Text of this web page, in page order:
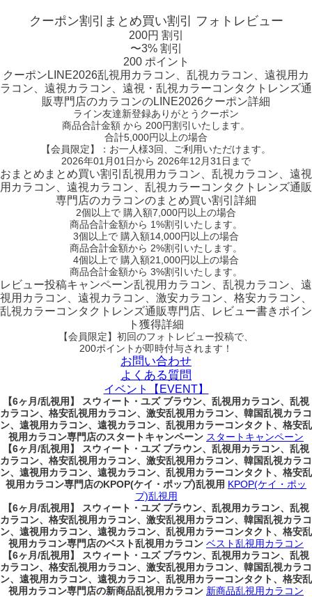
クーポン割引 まとめ買い割引 フォトレビュー
200円 割引
〜3% 割引
200 ポイント
クーポン LINE2026乱視用カラコン、乱視カラコン、遠視用カ
ラコン、遠視カラコン、遠視・乱視カラーコンタクトレンズ通
販専門店のカラコンのLINE2026クーポン詳細
ライン友達新登録ありがとうクーポン
商品合計金額 から 200円割引 いたします。
合計5,000円以上の場合
【会員限定】：お一人様3回
、ご利用いただけます。
2026年01月01日から 2026年12月31日まで
おまとめ まとめ買い割引 乱視用カラコン、乱視カラコン、遠視
用カラコン、遠視カラコン、乱視カラーコンタクトレンズ通販
専門店のカラコンのまとめ買い割引詳細
2個以上で 購入額7,000円以上の場合
商品合計金額から 1%割引いたします。
3個以上で 購入額14,000円以上の場合
商品合計金額から 2%割引いたします。
4個以上で 購入額21,000円以上の場合
商品合計金額から 3%割引いたします。
レビュー投稿キャンペーン乱視用カラコン、乱視カラコン、遠
視用カラコン、遠視カラコン、激安カラコン、格安カラコン、
乱視カラーコンタクトレンズ通販専門店、レビュー書きポイン
ト獲得詳細
【会員限定】初回のフォトレビュー投稿で、
200ポイントが即時付与されます！
お問い合わせ
よくある質問
イベント【EVENT】
【6ヶ月/乱視用】 スウィート・ユズ ブラウン、乱視用カラコン、乱視
カラコン、格安乱視用カラコン、激安乱視用カラコン、韓国乱視カラコ
ン、遠視用カラコン、遠視カラコン、乱視用カラーコンタクト、格安乱
視用カラコン専門店のスタートキャンペーン スタートキャンペーン
【6ヶ月/乱視用】 スウィート・ユズ ブラウン、乱視用カラコン、乱視
カラコン、格安乱視用カラコン、激安乱視用カラコン、韓国乱視カラコ
ン、遠視用カラコン、遠視カラコン、乱視用カラーコンタクト、格安乱
視用カラコン専門店のKPOP(ケイ・ポップ)乱視用 KPOP(ケイ・ポッ
プ)乱視用
【6ヶ月/乱視用】 スウィート・ユズ ブラウン、乱視用カラコン、乱視
カラコン、格安乱視用カラコン、激安乱視用カラコン、韓国乱視カラコ
ン、遠視用カラコン、遠視カラコン、乱視用カラーコンタクト、格安乱
視用カラコン専門店のベスト乱視用カラコン ベスト乱視用カラコン
【6ヶ月/乱視用】 スウィート・ユズ ブラウン、乱視用カラコン、乱視
カラコン、格安乱視用カラコン、激安乱視用カラコン、韓国乱視カラコ
ン、遠視用カラコン、遠視カラコン、乱視用カラーコンタクト、格安乱
視用カラコン専門店の新商品乱視用カラコン 新商品乱視用カラコン